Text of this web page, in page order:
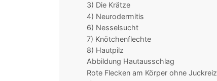
3) Die Krätze
4) Neurodermitis
6) Nesselsucht
7) Knötchenflechte
8) Hautpilz
Abbildung Hautausschlag
Rote Flecken am Körper ohne Juckreiz